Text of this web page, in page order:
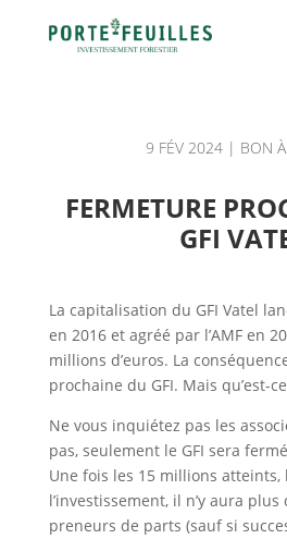
9 FÉV 2024| BON
FERMETURE
GFI
La capitalisation du GFI Vatel
en 2016 et agréé par l’AMF en
millions d’euros. La
prochaine du GFI. Mais qu’est-
Ne vous inquiétez pas les
pas, seulement le GFI sera
Une fois les 15 millions atteints,
l’investissement, il n’y aura
preneurs de parts (sauf si